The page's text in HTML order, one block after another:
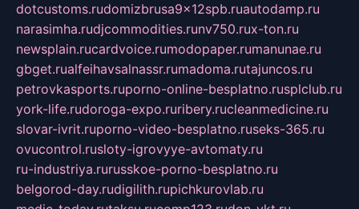
dotcustoms.rudomizbrusa9x12spb.ruautodamp.ru
narasimha.rudjcommodities.runv750.rux-ton.ru
newsplain.rucardvoice.rumodopaper.rumanunae.ru
gbget.rualfeihavsalnassr.rumadoma.rutajuncos.ru
petrovkasports.ruporno-online-besplatno.rusplclub.ru
york-life.rudoroga-expo.ruribery.rucleanmedicine.ru
slovar-ivrit.ruporno-video-besplatno.ruseks-365.ru
ovucontrol.rusloty-igrovyye-avtomaty.ru
ru-industriya.rurusskoe-porno-besplatno.ru
belgorod-day.rudigilith.rupichkurovlab.ru